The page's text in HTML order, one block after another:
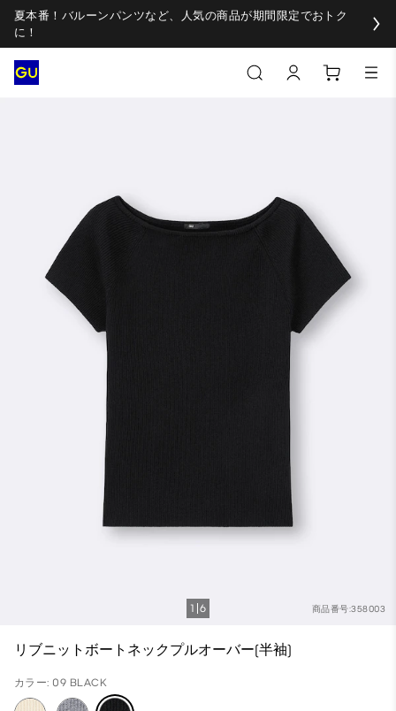
夏本番！バルーンパンツなど、人気の商品が期間限定でおトク
に！
商品番号:358003
1 6
リブニットボートネックプルオーバー(半袖)
カラー: 09 BLACK